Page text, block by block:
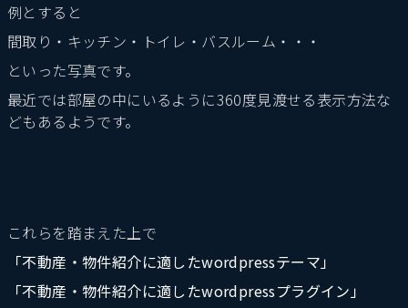
例とすると
間取り・キッチン・トイレ・バスルーム・・・
といった写真です。
最近では部屋の中にいるように360度見渡せる表示方法な
どもあるようです。
これらを踏まえた上で
「不動産・物件紹介に適したwordpressテーマ」
「不動産・物件紹介に適したwordpressプラグイン」